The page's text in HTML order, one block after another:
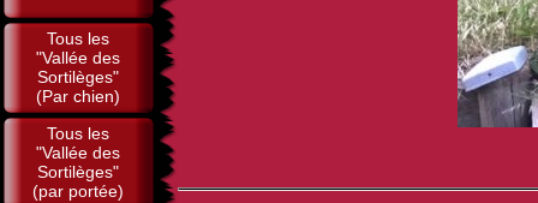
Tous les
"Vallée des
Sortilèges"
(Par chien)
Tous les
"Vallée des
Sortilèges"
(par portée)